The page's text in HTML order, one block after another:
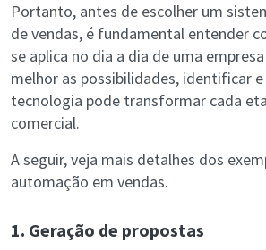
Portanto, antes de escolher um
de vendas, é fundamental entender
se aplica no dia a dia de uma
melhor as possibilidades, identificar
tecnologia pode transformar cada
comercial.
A seguir, veja mais detalhes dos
automação em vendas.
1. Geração de propostas